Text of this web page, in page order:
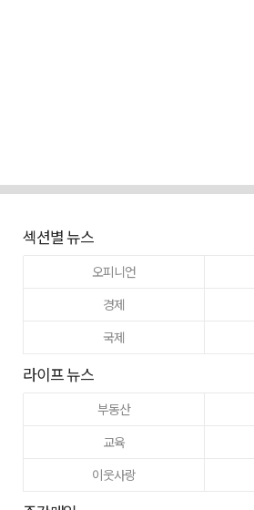
섹션별 뉴스
오피니언
경제
국제
라이프 뉴스
부동산
교육
이웃사랑